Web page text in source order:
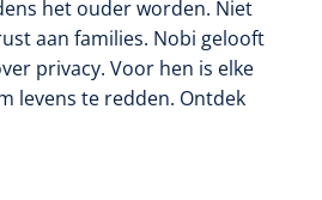
het ouder worden. Niet
aan families. Nobi gelooft
privacy. Voor hen is elke
levens te redden. Ontdek